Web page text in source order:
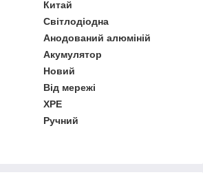
Китай
Світлодіодна
Анодований алюміній
Акумулятор
Новий
Від мережі
XPE
Ручний